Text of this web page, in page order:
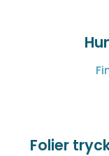
Folier